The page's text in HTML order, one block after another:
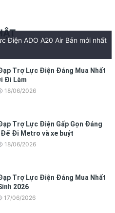
Điện ADO A20 Air Bản mới nhất
Trợ Lực Điện Đáng Mua Nhất
Đi Làm
18/06/2026
Trợ Lực Điện Gấp Gọn Đáng
Để Đi Metro và xe buýt
18/06/2026
Trợ Lực Điện Đáng Mua Nhất
2026
17/06/2026